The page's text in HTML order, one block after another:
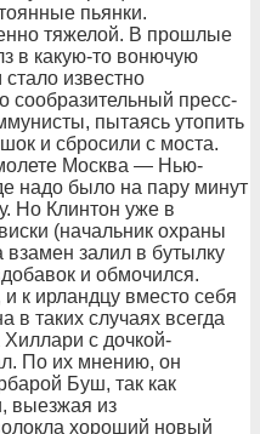
пьянки.
тяжелой. В прошлые
в какую-то вонючую
известно
пресс-
пытаясь утопить
и сбросили с моста.
Москва — Нью-
надо было на пару минут
Но Клинтон уже в
(начальник охраны
взамен залил в бутылку
и обмочился.
к ирландцу вместо себя
в таких случаях всегда
с дочкой-
По их мнению, он
Буш, так как
выезжая из
хороший новый